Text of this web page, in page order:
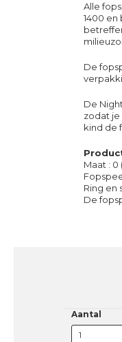
Alle
1400
De
De
zodat je
kind de
Maat : 0
Ring en
De
Aantal